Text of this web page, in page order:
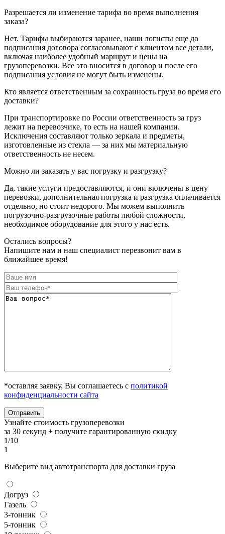
Разрешается ли изменение тарифа во время выполнения
заказа?
Нет. Тарифы выбираются заранее, наши логисты еще до
подписания договора согласовывают с клиентом все детали,
включая наиболее удобный маршрут и цены на
грузоперевозки. Все это вносится в договор и после его
подписания условия не могут быть изменены.
Кто является ответственным за сохранность груза во время его
доставки?
При транспортировке по России ответственность за груз
лежит на перевозчике, то есть на нашей компании.
Исключения составляют только зеркала и предметы,
изготовленные из стекла — за них мы материальную
ответственность не несем.
Можно ли заказать у вас погрузку и разгрузку?
Да, такие услуги предоставляются, и они включены в цену
перевозки, дополнительная погрузка и разгрузка оплачивается
отдельно, но стоит недорого. Мы можем выполнить
погрузочно-разгрузочные работы любой сложности,
необходимое оборудование для этого у нас есть.
Остались вопросы?
Напишите нам и наш специалист перезвонит вам в
ближайшее время!
*оставляя заявку, Вы соглашаетесь с политикой
конфиденциальности сайта
Узнайте стоимость грузоперевозки
за 30 секунд + получите гарантированную скидку
1/10
1
Выберите вид автотранспорта для доставки груза
Догруз
Газель
3-тонник
5-тонник